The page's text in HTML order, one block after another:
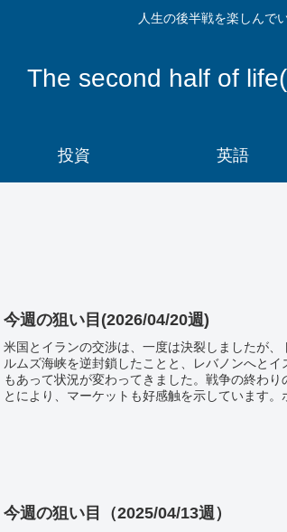
人生の後半戦を楽しんで
The second half of life(
投資 英語
今週の狙い目(2026/04/20週)
米国とイランの交渉は、一度は決裂しましたが、
ルムズ海峡を逆封鎖したことと、レバノンへとイ
もあって状況が変わってきました。戦争の終わり
とにより、マーケットも好感触を示しています。
今週の狙い目（2025/04/13週）